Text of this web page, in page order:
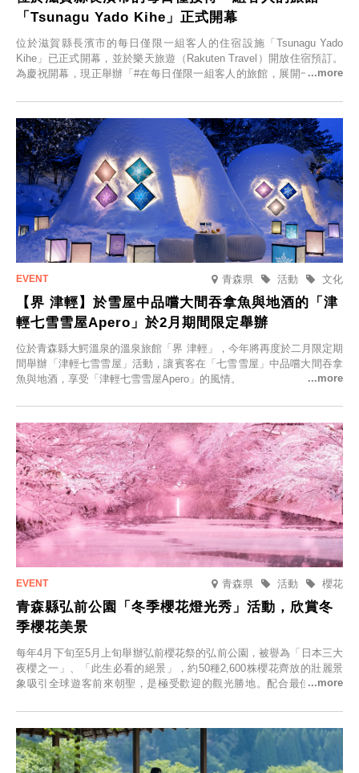
「Tsunagu Yado Kihe」正式開幕
位於滋賀縣長濱市的每日僅限一組客人的住宿設施「Tsunagu Yado
Kihe」已正式開幕，並於樂天旅遊（Rakuten Travel）開放住宿預訂。
為慶祝開幕，現正舉辦「#在每日僅限一組客人的旅館，展開一生一次
人的旅館，您才能在此與重要的人共度獨一無二的特別時光。
青森県 文化
活動
【界 津輕】於雪屋中品嚐大間吞拿魚與地酒的「津
輕七雪雪屋Apero」於2月期間限定舉辦
位於青森縣大鰐溫泉的溫泉旅館「界 津輕」，今年將再度於二月限定期
間舉辦「津輕七雪雪屋」活動，讓賓客在「七雪雪屋」中品嚐大間吞拿
魚與地酒，享受「津輕七雪雪屋Apero」的風情。
青森県 櫻花
活動
青森縣弘前公園「冬季櫻花燈光秀」活動，欣賞冬
季櫻花美景
每年4月下旬至5月上旬舉辦弘前櫻花祭的弘前公園，被譽為「日本三大
夜櫻之一」、「此生必看的絕景」，約50種2,600株櫻花齊放的壯麗景
象吸引全球遊客前來朝聖，是極受歡迎的觀光勝地。配合最佳觀雪時
「冬季櫻花燈光秀」。